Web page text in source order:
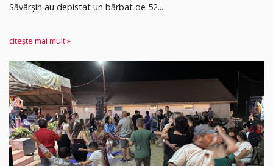
Săvârșin au depistat un bărbat de 52...
citește mai mult »